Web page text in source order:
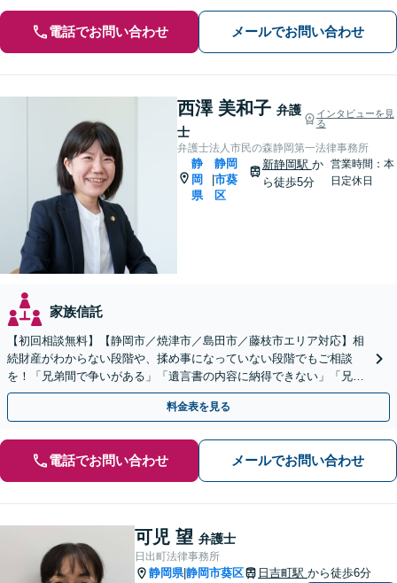
電話でお問い合わせ メールでお問い合わせ
西澤 美和子 弁護
士
インタビューを見
る
弁護士法人市民の森静岡第一法律事務所
静
岡
県
静岡
市葵
区
新静岡駅 か
ら徒歩5分
営業時間：本
日定休日
家族信託
【初回相談無料】【静岡市／焼津市／島田市／藤枝市エリア対応】相
続財産がわからない段階や、揉め事になっていない段階でもご相談
を！「兄弟間で争いがある」「遺言書の内容に納得できない」「兄弟
による使い込みがあるのではないか」など幅広いお悩みに対応
料金表を見る
電話でお問い合わせ メールでお問い合わせ
可児 望 弁護士
日出町法律事務所
静岡県|静岡市葵区 日吉町駅 から徒歩6分